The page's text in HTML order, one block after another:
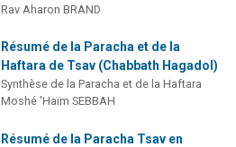
Rav Aharon BRAND
Résumé de la Paracha et de la
Haftara de Tsav (Chabbath Hagadol)
Synthèse de la Paracha et de la Haftara
Moshé 'Haïm SEBBAH
Résumé de la Paracha Tsav en